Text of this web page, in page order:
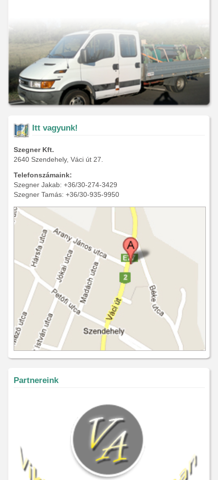
Itt vagyunk!
Szegner Kft.
2640 Szendehely, Váci út 27.
Telefonszámaink:
Szegner Jakab: +36/30-274-3429
Szegner Tamás: +36/30-935-9950
Partnereink